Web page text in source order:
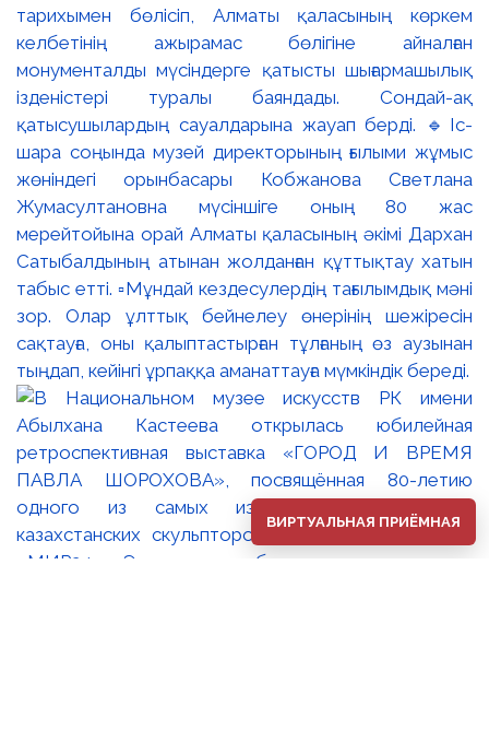
тарихымен бөлісіп, Алматы қаласының көркем
келбетінің ажырамас бөлігіне айналған
монументалды мүсіндерге қатысты шығармашылық
ізденістері туралы баяндады. Сондай-ақ
қатысушылардың сауалдарына жауап берді. 🔹Іс-
шара соңында музей директорының ғылыми жұмыс
жөніндегі орынбасары Кобжанова Светлана
Жумасултановна мүсіншіге оның 80 жас
мерейтойына орай Алматы қаласының әкімі Дархан
Сатыбалдының атынан жолданған құттықтау хатын
табыс етті. ▫️Мұндай кездесулердің тағылымдық мәні
зор. Олар ұлттық бейнелеу өнерінің шежіресін
сақтауға, оны қалыптастырған тұлғаның өз аузынан
тыңдап, кейінгі ұрпаққа аманаттауға мүмкіндік береді.
ВИРТУАЛЬНАЯ ПРИЁМНАЯ